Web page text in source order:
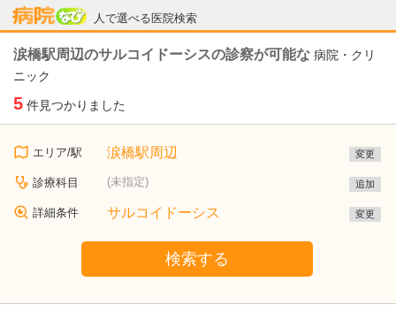
人で選べる医院検索
病院なび
涙橋駅周辺のサルコイドーシスの診察が可能な 病院・クリ
ニック
5 件見つかりました
エリア/駅 涙橋駅周辺 変更
診療科目 (未指定) 追加
詳細条件 サルコイドーシス 変更
検索する